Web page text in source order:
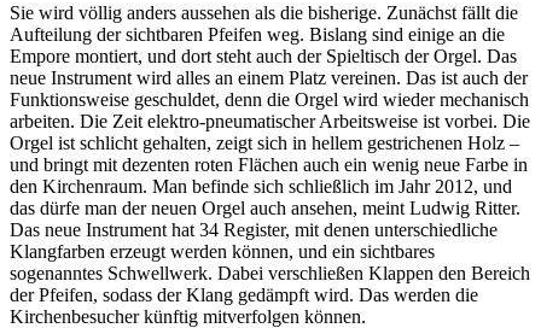
Sie wird völlig anders aussehen als die bisherige. Zunächst fällt die
Aufteilung der sichtbaren Pfeifen weg. Bislang sind einige an die
Empore montiert, und dort steht auch der Spieltisch der Orgel. Das
neue Instrument wird alles an einem Platz vereinen. Das ist auch der
Funktionsweise geschuldet, denn die Orgel wird wieder mechanisch
arbeiten. Die Zeit elektro-pneumatischer Arbeitsweise ist vorbei. Die
Orgel ist schlicht gehalten, zeigt sich in hellem gestrichenen Holz –
und bringt mit dezenten roten Flächen auch ein wenig neue Farbe in
den Kirchenraum. Man befinde sich schließlich im Jahr 2012, und
das dürfe man der neuen Orgel auch ansehen, meint Ludwig Ritter.
Das neue Instrument hat 34 Register, mit denen unterschiedliche
Klangfarben erzeugt werden können, und ein sichtbares
sogenanntes Schwellwerk. Dabei verschließen Klappen den Bereich
der Pfeifen, sodass der Klang gedämpft wird. Das werden die
Kirchenbesucher künftig mitverfolgen können.